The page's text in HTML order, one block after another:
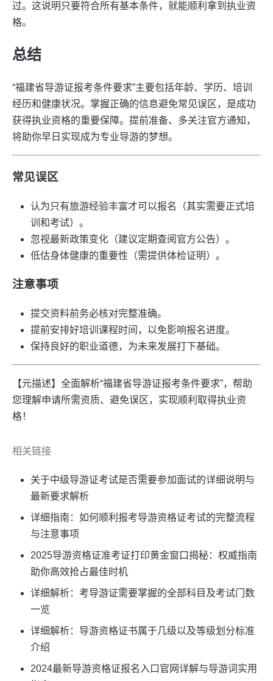
过。这说明只要符合所有基本条件，就能顺利拿到执业资
格。
总结
“福建省导游证报考条件要求”主要包括年龄、学历、培训
经历和健康状况。掌握正确的信息避免常见误区，是成功
获得执业资格的重要保障。提前准备、多关注官方通知，
将助你早日实现成为专业导游的梦想。
常见误区
认为只有旅游经验丰富才可以报名（其实需要正式培
训和考试）。
忽视最新政策变化（建议定期查阅官方公告）。
低估身体健康的重要性（需提供体检证明）。
注意事项
提交资料前务必核对完整准确。
提前安排好培训课程时间，以免影响报名进度。
保持良好的职业道德，为未来发展打下基础。
【元描述】全面解析“福建省导游证报考条件要求”，帮助
您理解申请所需资质、避免误区，实现顺利取得执业资
格！
相关链接
关于中级导游证考试是否需要参加面试的详细说明与
最新要求解析
详细指南：如何顺利报考导游资格证考试的完整流程
与注意事项
2025导游资格证准考证打印黄金窗口揭秘：权威指南
助你高效抢占最佳时机
详细解析：考导游证需要掌握的全部科目及考试门数
一览
详细解析：导游资格证书属于几级以及等级划分标准
介绍
2024最新导游资格证报名入口官网详解与导游词实用